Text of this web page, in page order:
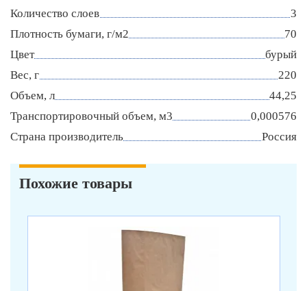
Количество слоев
3
Плотность бумаги, г/м2
70
Цвет
бурый
Вес, г
220
Объем, л
44,25
Транспортировочный объем, м3
0,000576
Страна производитель
Россия
Похожие товары